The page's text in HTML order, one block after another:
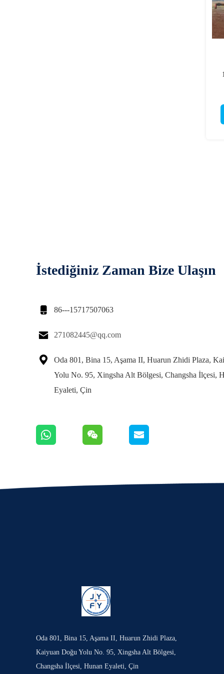
İstediğiniz Zaman Bize Ulaşın
 86---15717507063
 271082445@qq.com

Oda 801, Bina 15, Aşama II, Huarun Zhidi Plaza,
Yolu No. 95, Xingsha Alt Bölgesi, Changsha İlçesi,
Eyaleti, Çin
Oda 801, Bina 15, Aşama II, Huarun Zhidi Plaza,
Kaiyuan Doğu Yolu No. 95, Xingsha Alt Bölgesi,
Changsha İlçesi, Hunan Eyaleti, Çin